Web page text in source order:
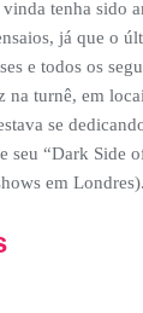
tenha sido
já que o
e todos os
na turnê, em
se
seu “Dark Side
em Londres).